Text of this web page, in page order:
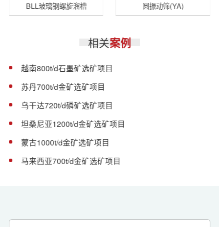
BLL玻璃钢螺旋溜槽 圆振动筛(YA)
相关案例
越南800t/d石墨矿选矿项目
苏丹700t/d金矿选矿项目
乌干达720t/d磷矿选矿项目
坦桑尼亚1200t/d金矿选矿项目
蒙古1000t/d金矿选矿项目
马来西亚700t/d金矿选矿项目